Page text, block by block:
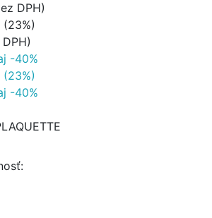
DPH)
(23%)
-40%
(23%)
-40%